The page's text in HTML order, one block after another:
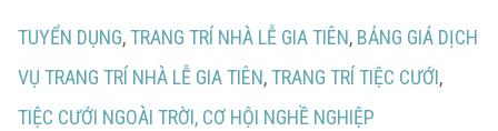
TUYỂN DỤNG,TRANG TRÍ NHÀ LỄ GIA TIÊN, BẢNG GIÁ DỊCH
VỤ TRANG TRÍ NHÀ LỄ GIA TIÊN,TRANG TRÍ TIỆC CƯỚI,
TIỆC CƯỚI NGOÀI TRỜI, CƠ HỘI NGHỀ NGHIỆP